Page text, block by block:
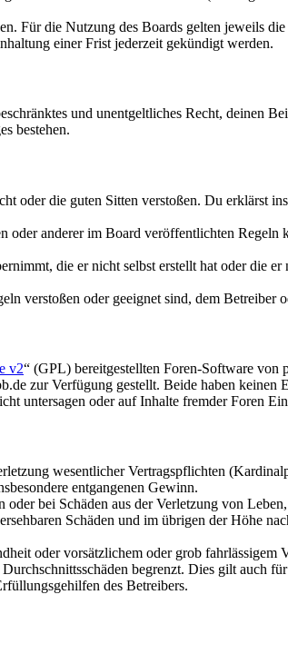
Für die Nutzung des Boards gelten jeweils
einer Frist jederzeit gekündigt werden.
und unentgeltliches Recht, deinen
bestehen.
oder die guten Sitten verstoßen. Du erklärst
oder anderer im Board veröffentlichten
die er nicht selbst erstellt hat oder die
verstoßen oder geeignet sind, dem Betreiber
v2“ (GPL) bereitgestellten Foren-Software
zur Verfügung gestellt. Beide haben
untersagen oder auf Inhalte fremder Foren
wesentlicher Vertragspflichten
entgangenen Gewinn.
bei Schäden aus der Verletzung von
Schäden und im übrigen der Höhe
oder vorsätzlichem oder grob fahrlässigem
begrenzt. Dies gilt auch
des Betreibers.